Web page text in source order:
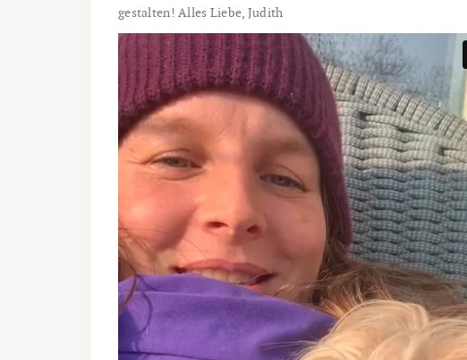
gestalten! Alles Liebe, Judith